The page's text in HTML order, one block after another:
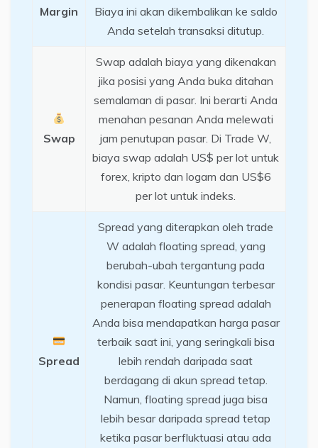
Margin
Biaya ini akan dikembalikan ke saldo
Anda setelah transaksi ditutup.
Swap
Swap adalah biaya yang dikenakan
jika posisi yang Anda buka ditahan
semalaman di pasar. Ini berarti Anda
menahan pesanan Anda melewati
jam penutupan pasar. Di Trade W,
biaya swap adalah US$ per lot untuk
forex, kripto dan logam dan US$6
per lot untuk indeks.
Spread
Spread yang diterapkan oleh trade
W adalah floating spread, yang
berubah-ubah tergantung pada
kondisi pasar. Keuntungan terbesar
penerapan floating spread adalah
Anda bisa mendapatkan harga pasar
terbaik saat ini, yang seringkali bisa
lebih rendah daripada saat
berdagang di akun spread tetap.
Namun, floating spread juga bisa
lebih besar daripada spread tetap
ketika pasar berfluktuasi atau ada